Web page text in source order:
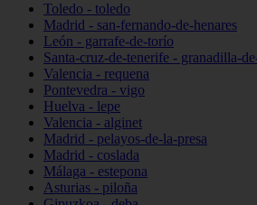
Toledo - toledo
Madrid - san-fernando-de-henares
León - garrafe-de-torío
Santa-cruz-de-tenerife - granadilla-
Valencia - requena
Pontevedra - vigo
Huelva - lepe
Valencia - alginet
Madrid - pelayos-de-la-presa
Madrid - coslada
Málaga - estepona
Asturias - piloña